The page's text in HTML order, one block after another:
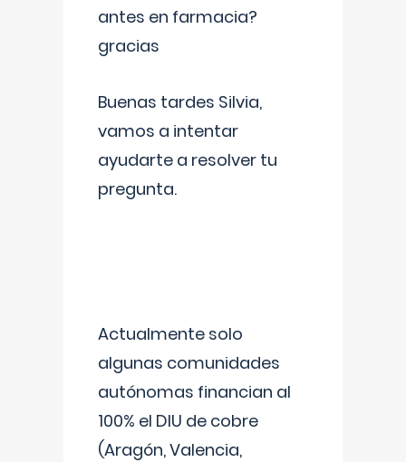
antes en farmacia?
gracias
Buenas tardes Silvia,
vamos a intentar
ayudarte a resolver tu
pregunta.
Actualmente solo
algunas comunidades
autónomas financian al
100% el DIU de cobre
(Aragón, Valencia,